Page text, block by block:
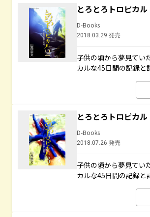
とろとろトロピカ
D-Books
2018.03.29 発売
子供の頃から夢見てい
カルな45日間の記録と
とろとろトロピカ
D-Books
2018.07.26 発売
子供の頃から夢見てい
カルな45日間の記録と